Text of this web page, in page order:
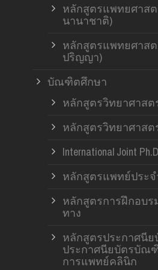
หลักสูตรแพทยศาส
นานาชาติ)
หลักสูตรแพทยศาส
ปริญญา)
บัณฑิตศึกษา
หลักสูตรวิทยาศาส
หลักสูตรวิทยาศาส
International Joint
หลักสูตรแพทย์ประ
หลักสูตรการฝึกอบร
ทาง
หลักสูตรประกาศนี
ประกาศนียบัตรบัณ
การแพทย์คลินิก